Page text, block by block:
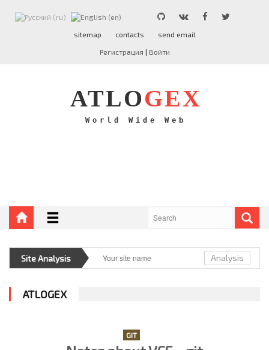
sitemap contacts send email
Регистрация | Войти
ATLOGEX
World Wide Web
ATLO GEX
PHP
Site Analysis Analysis
ATLOGEX
GIT